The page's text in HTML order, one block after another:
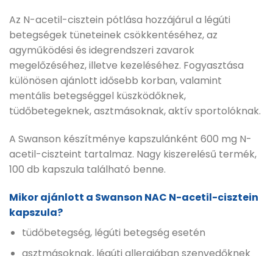
Az N-acetil-cisztein pótlása hozzájárul a légúti
betegségek tüneteinek csökkentéséhez, az
agyműködési és idegrendszeri zavarok
megelőzéséhez, illetve kezeléséhez. Fogyasztása
különösen ajánlott idősebb korban, valamint
mentális betegséggel küszködőknek,
tüdőbetegeknek, asztmásoknak, aktív sportolóknak.
A Swanson készítménye kapszulánként 600 mg N-
acetil-ciszteint tartalmaz. Nagy kiszerelésű termék,
100 db kapszula található benne.
Mikor ajánlott a Swanson NAC N-acetil-cisztein
kapszula?
tüdőbetegség, légúti betegség esetén